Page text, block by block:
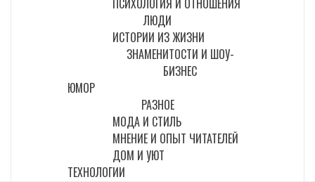
ПСИХОЛОГИЯ И ОТНОШЕНИЯ
ЛЮДИ
ИСТОРИИ ИЗ ЖИЗНИ
ЗНАМЕНИТОСТИ И ШОУ-
БИЗНЕС
ЮМОР
РАЗНОЕ
МОДА И СТИЛЬ
МНЕНИЕ И ОПЫТ ЧИТАТЕЛЕЙ
ДОМ И УЮТ
ТЕХНОЛОГИИ